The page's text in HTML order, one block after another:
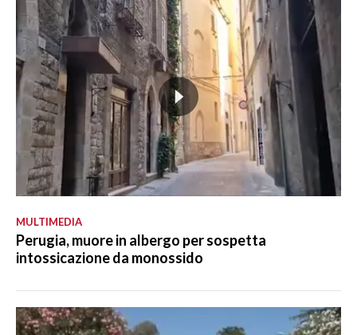
MULTIMEDIA
Perugia, muore in albergo per sospetta
intossicazione da monossido